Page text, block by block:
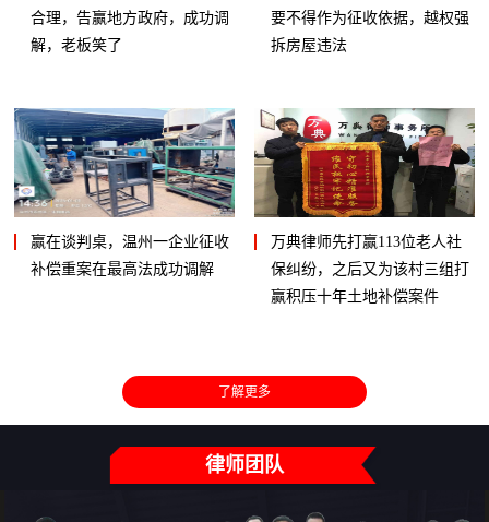
合理，告赢地方政府，成功调
解，老板笑了
要不得作为征收依据，越权强
拆房屋违法
赢在谈判桌，温州一企业征收
补偿重案在最高法成功调解
万典律师先打赢113位老人社
保纠纷，之后又为该村三组打
赢积压十年土地补偿案件
了解更多
律师团队